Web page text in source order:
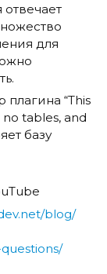
отвечает
для
плагина “This
tables, and
базу
blog/